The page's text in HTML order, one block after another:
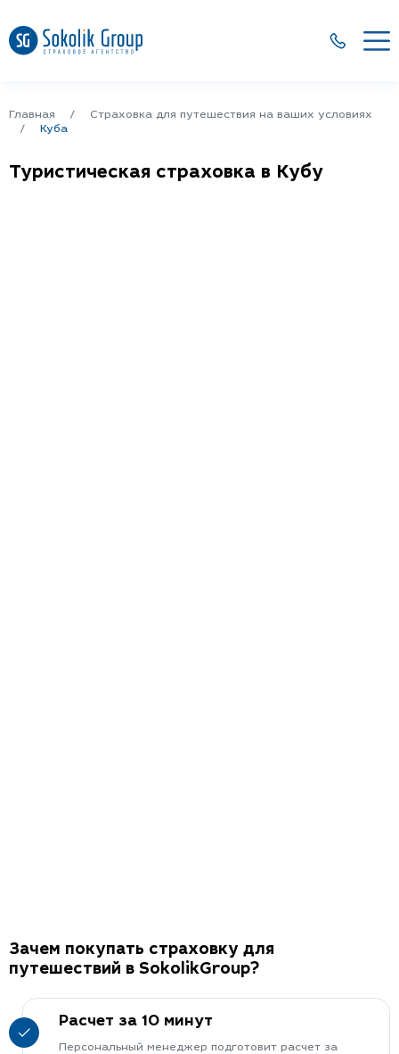
Главная
Страховка для путешествия на ваших условиях
Куба
Туристическая страховка в Кубу
Зачем покупать страховку для
путешествий в SokolikGroup?
Расчет за 10 минут
Персональный менеджер подготовит расчет за